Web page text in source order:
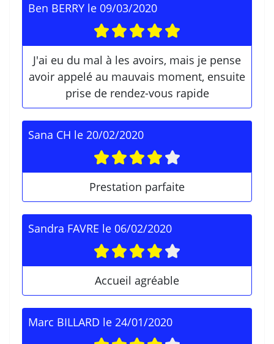
Ben BERRY le 09/03/2020
J'ai eu du mal à les avoirs, mais je pense
avoir appelé au mauvais moment, ensuite
prise de rendez-vous rapide
Sana CH le 20/02/2020
Prestation parfaite
Sandra FAVRE le 06/02/2020
Accueil agréable
Marc BILLARD le 24/01/2020